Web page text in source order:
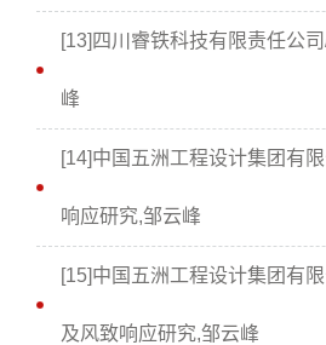
[13]四川睿铁科技有限责任公
峰
[14]中国五洲工程设计集团有
响应研究,邹云峰
[15]中国五洲工程设计集团有
及风致响应研究,邹云峰